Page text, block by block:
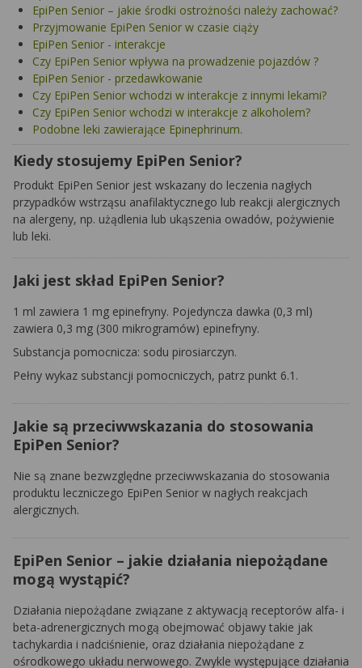
EpiPen Senior – jakie środki ostrożności należy zachować?
Przyjmowanie EpiPen Senior w czasie ciąży
EpiPen Senior - interakcje
Czy EpiPen Senior wpływa na prowadzenie pojazdów ?
EpiPen Senior - przedawkowanie
Czy EpiPen Senior wchodzi w interakcje z innymi lekami?
Czy EpiPen Senior wchodzi w interakcje z alkoholem?
Podobne leki zawierające Epinephrinum.
Kiedy stosujemy EpiPen Senior?
Produkt EpiPen Senior jest wskazany do leczenia nagłych
przypadków wstrząsu anafilaktycznego lub reakcji alergicznych
na alergeny, np. użądlenia lub ukąszenia owadów, pożywienie
lub leki.
Jaki jest skład EpiPen Senior?
1 ml zawiera 1 mg epinefryny. Pojedyncza dawka (0,3 ml)
zawiera 0,3 mg (300 mikrogramów) epinefryny.
Substancja pomocnicza: sodu pirosiarczyn.
Pełny wykaz substancji pomocniczych, patrz punkt 6.1.
Jakie są przeciwwskazania do stosowania
EpiPen Senior?
Nie są znane bezwzględne przeciwwskazania do stosowania
produktu leczniczego EpiPen Senior w nagłych reakcjach
alergicznych.
EpiPen Senior – jakie działania niepożądane
mogą wystąpić?
Działania niepożądane związane z aktywacją receptorów alfa- i
beta-adrenergicznych mogą obejmować objawy takie jak
tachykardia i nadciśnienie, oraz działania niepożądane z
ośrodkowego układu nerwowego. Zwykle występujące działania